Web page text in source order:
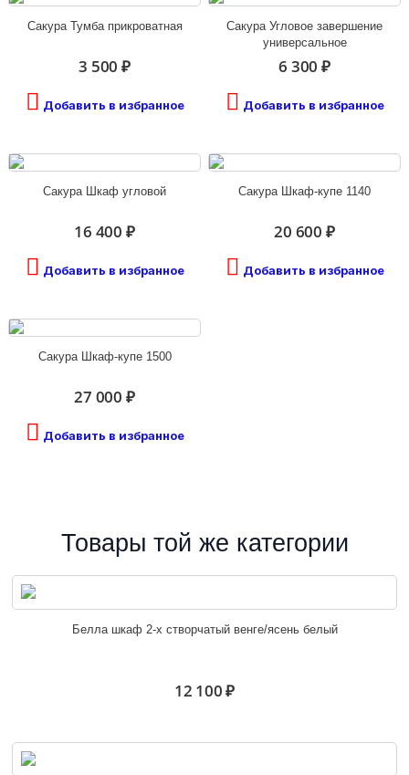
Сакура Тумба прикроватная
3 500 ₽
Добавить в избранное
Сакура Угловое завершение
универсальное
6 300 ₽
Добавить в избранное
Сакура Шкаф угловой
16 400 ₽
Добавить в избранное
Сакура Шкаф-купе 1140
20 600 ₽
Добавить в избранное
Сакура Шкаф-купе 1500
27 000 ₽
Добавить в избранное
Товары той же категории
Белла шкаф 2-х створчатый венге/ясень белый
12 100 ₽